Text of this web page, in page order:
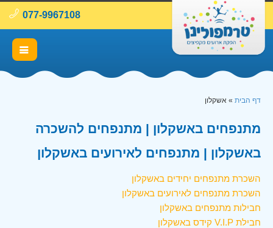
077-9967108
דף הבית » אשקלון
מתנפחים באשקלון | מתנפחים להשכרה
באשקלון | מתנפחים לאירועים באשקלון
השכרת מתנפחים יחידים באשקלון
השכרת מתנפחים לאירועים באשקלון
חבילות מתנפחים באשקלון
חבילת V.I.P קידס באשקלון